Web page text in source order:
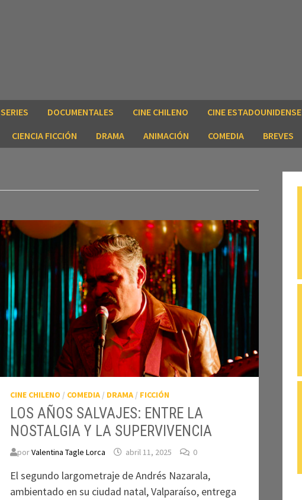
SERIES DOCUMENTALES CINE CHILENO CINE ESTADOUNIDENSE
CIENCIA FICCIÓN DRAMA ANIMACIÓN COMEDIA BREVES
CINE CHILENO / COMEDIA/ DRAMA/ FICCIÓN
LOS AÑOS SALVAJES: ENTRE LA
NOSTALGIA Y LA SUPERVIVENCIA
porValentina Tagle Lorca abril 11, 2025 0
El segundo largometraje de Andrés Nazarala,
ambientado en su ciudad natal, Valparaíso, entrega